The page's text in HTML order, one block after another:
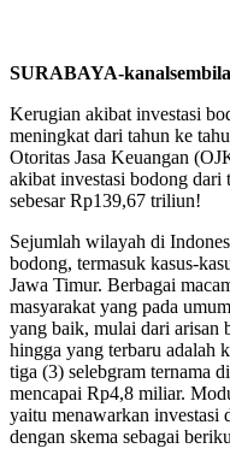
SURABAYA-
Kerugian akibat investasi
meningkat dari tahun ke
Otoritas Jasa Keuangan
akibat investasi bodong dari
sebesar Rp139,67 triliun!
Sejumlah wilayah di
bodong, termasuk kasus-
Jawa Timur. Berbagai
masyarakat yang pada
yang baik, mulai dari arisan
hingga yang terbaru adalah
tiga (3) selebgram ternama
mencapai Rp4,8 miliar.
yaitu menawarkan investasi
dengan skema sebagai